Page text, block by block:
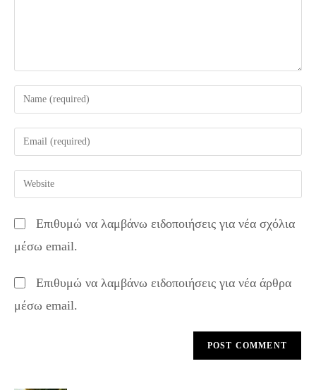
Enter
your
name
comment
Enter
your
email
address
comment
Enter
your
URL
(optional)
Επιθυμώ να λαμβάνω ειδοποιήσεις για νέα σχόλια
μέσω email.
Επιθυμώ να λαμβάνω ειδοποιήσεις για νέα άρθρα
μέσω email.